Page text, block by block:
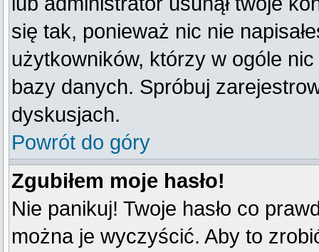
się tak, ponieważ nic nie
użytkowników, którzy w ogóle
bazy danych. Spróbuj
dyskusjach.
Powrót do góry
Zgubiłem moje hasło!
Nie panikuj! Twoje hasło co
można je wyczyścić. Aby to